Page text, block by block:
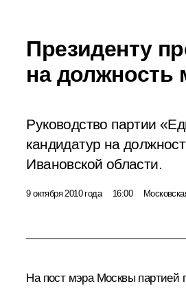
Президенту
на
Руководство партии
кандидатур на
Ивановской области.
9 октября 2010 года 16:00
На пост мэра Москвы партией